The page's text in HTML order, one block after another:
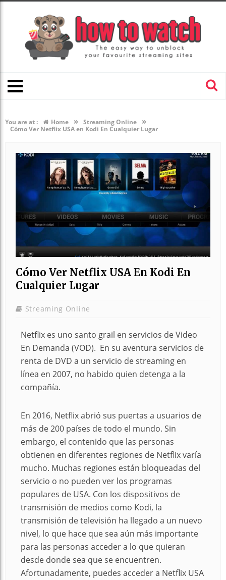
You are at : Home » Streaming Online »
Cómo Ver Netflix USA en Kodi En Cualquier Lugar
Cómo Ver Netflix USA En Kodi En
Cualquier Lugar
Streaming Online
Netflix es uno santo grail en servicios de Video
En Demanda (VOD). En su aventura servicios de
renta de DVD a un servicio de streaming en
línea en 2007, no habido quien detenga a la
compañía.
En 2016, Netflix abrió sus puertas a usuarios de
más de 200 países de todo el mundo. Sin
embargo, el contenido que las personas
obtienen en diferentes regiones de Netflix varía
mucho. Muchas regiones están bloqueadas del
servicio o no pueden ver los programas
populares de USA. Con los dispositivos de
transmisión de medios como Kodi, la
transmisión de televisión ha llegado a un nuevo
nivel, lo que hace que sea aún más importante
para las personas acceder a lo que quieran
desde donde sea que se encuentren.
Afortunadamente, puedes acceder a Netflix USA